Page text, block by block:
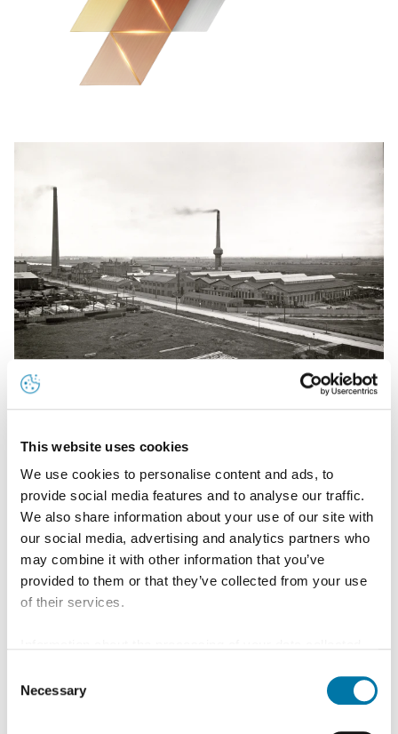
This website uses cookies
We use cookies to personalise content and ads, to
provide social media features and to analyse our traffic.
We also share information about your use of our site with
our social media, advertising and analytics partners who
may combine it with other information that you’ve
provided to them or that they’ve collected from your use
of their services.
"Allow all", you consent - in accordance with Art. 49 (1) p.
1 lit. a GDPR - to your data being processed in the USA.
The Court of Justice of the European Union (ECJ) has
Selection
Necessary
Meilensteine
Von den Hamburger Anfängen in der Elbstraße bis
zu den nachhaltigen metallurgischen Lösungen, die
Aurubis heute auszeichnen.